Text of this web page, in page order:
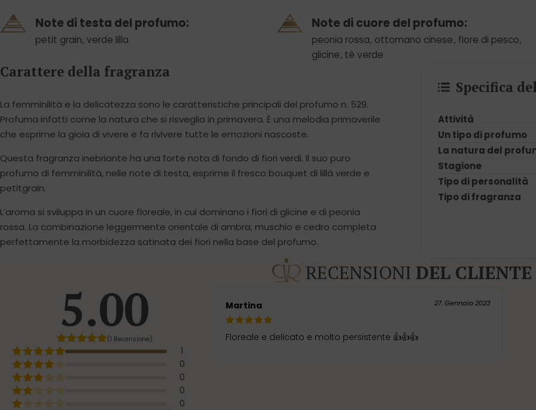
Note di testa del profumo:
petit grain, verde lilla
Note di cuore del profumo:
peonia rossa, ottomano cinese, fiore di pesco,
glicine, tè verde
Carattere della fragranza
La femminilità e la delicatezza sono le caratteristiche principali del profumo n. 529.
Profuma infatti come la natura che si risveglia in primavera. È una melodia primaverile
che esprime la gioia di vivere e fa rivivere tutte le emozioni nascoste.
Questa fragranza inebriante ha una forte nota di fondo di fiori verdi. Il suo puro
profumo di femminilità, nelle note di testa, esprime il fresco bouquet di lillà verde e
petitgrain.
L’aroma si sviluppa in un cuore floreale, in cui dominano i fiori di glicine e di peonia
rossa. La combinazione leggermente orientale di ambra, muschio e cedro completa
perfettamente la morbidezza satinata dei fiori nella base del profumo.
Specifica
Attività
Un tipo di profumo
La natura del
Stagione
Tipo di personalità
Tipo di fragranza
RECENSIONIDEL CLIENTE
5.00
(1 Recensione)
1
0
0
0
0
Martina 27. Gennaio 2023
Floreale e delicato e molto persistente 👍👍👍